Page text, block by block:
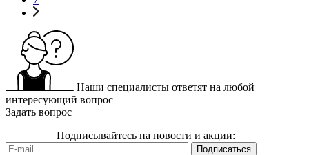
Наши специалисты ответят на любой
интересующий вопрос
Задать вопрос
Подписывайтесь на новости и акции: